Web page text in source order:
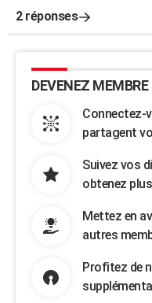
2 réponses
DEVENEZ
Connectez-
partagent
Suivez vos
obtenez
Mettez en
autres
Profitez de